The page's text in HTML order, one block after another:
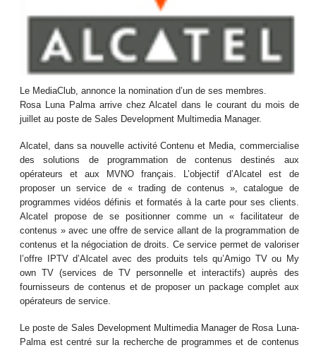
Le MediaClub, annonce la nomination d’un de ses membres.
Rosa Luna Palma arrive chez Alcatel dans le courant du mois de
juillet au poste de Sales Development Multimedia Manager.
Alcatel, dans sa nouvelle activité Contenu et Media, commercialise
des solutions de programmation de contenus destinés aux
opérateurs et aux MVNO français. L’objectif d’Alcatel est de
proposer un service de « trading de contenus », catalogue de
programmes vidéos définis et formatés à la carte pour ses clients.
Alcatel propose de se positionner comme un « facilitateur de
contenus » avec une offre de service allant de la programmation de
contenus et la négociation de droits. Ce service permet de valoriser
l’offre IPTV d’Alcatel avec des produits tels qu’Amigo TV ou My
own TV (services de TV personnelle et interactifs) auprès des
fournisseurs de contenus et de proposer un package complet aux
opérateurs de service.
Le poste de Sales Development Multimedia Manager de Rosa Luna-
Palma est centré sur la recherche de programmes et de contenus